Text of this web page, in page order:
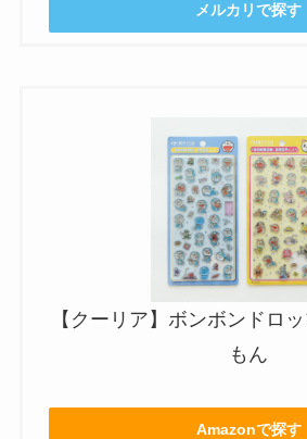
メルカリで探す
【クーリア】ボンボンドロ
もん
Amazonで探す